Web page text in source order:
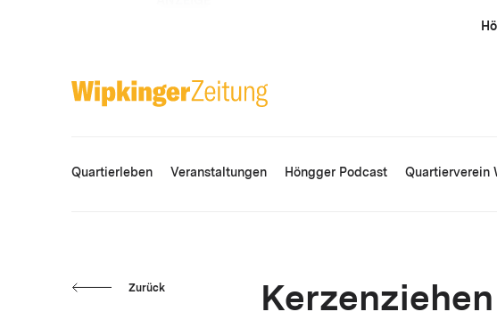
Quartierleben Veranstaltungen Höngger Podcast Quartierverein
Zurück